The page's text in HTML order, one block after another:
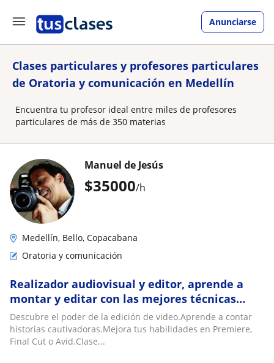
Anunciarse
Clases particulares y profesores particulares
de Oratoria y comunicación en Medellín
Encuentra tu profesor ideal entre miles de profesores
particulares de más de 350 materias
$35000/h
Manuel de Jesús
Medellín, Bello, Copacabana
Oratoria y comunicación
Realizador audiovisual y editor, aprende a
montar y editar con las mejores técnicas
profesionales
Descubre el poder de la edición de video.Aprende a contar
historias cautivadoras.Mejora tus habilidades en Premiere,
Final Cut o Avid.Clase...